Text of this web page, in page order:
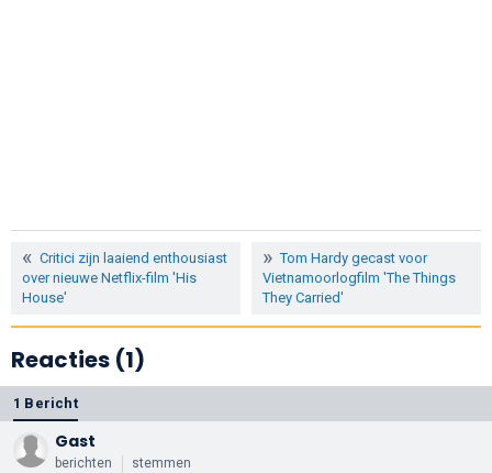
Critici zijn laaiend enthousiast
over nieuwe Netflix-film 'His
House'
Tom Hardy gecast voor
Vietnamoorlogfilm 'The Things
They Carried'
Reacties (1)
1 Bericht
Gast
berichten stemmen